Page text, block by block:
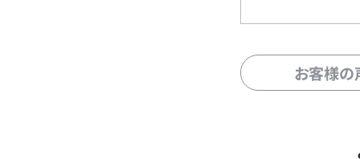
お客様